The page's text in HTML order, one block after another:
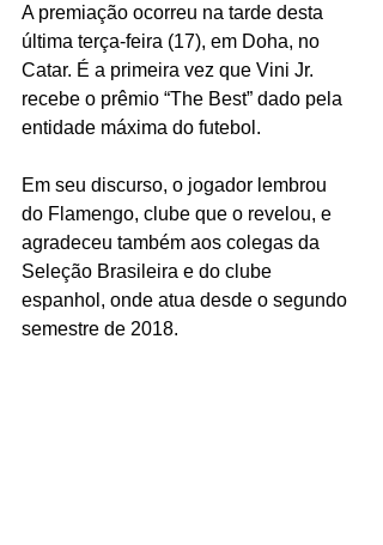
A premiação ocorreu na tarde desta
última terça-feira (17), em Doha, no
Catar. É a primeira vez que Vini Jr.
recebe o prêmio “The Best” dado pela
entidade máxima do futebol.
Em seu discurso, o jogador lembrou
do Flamengo, clube que o revelou, e
agradeceu também aos colegas da
Seleção Brasileira e do clube
espanhol, onde atua desde o segundo
semestre de 2018.